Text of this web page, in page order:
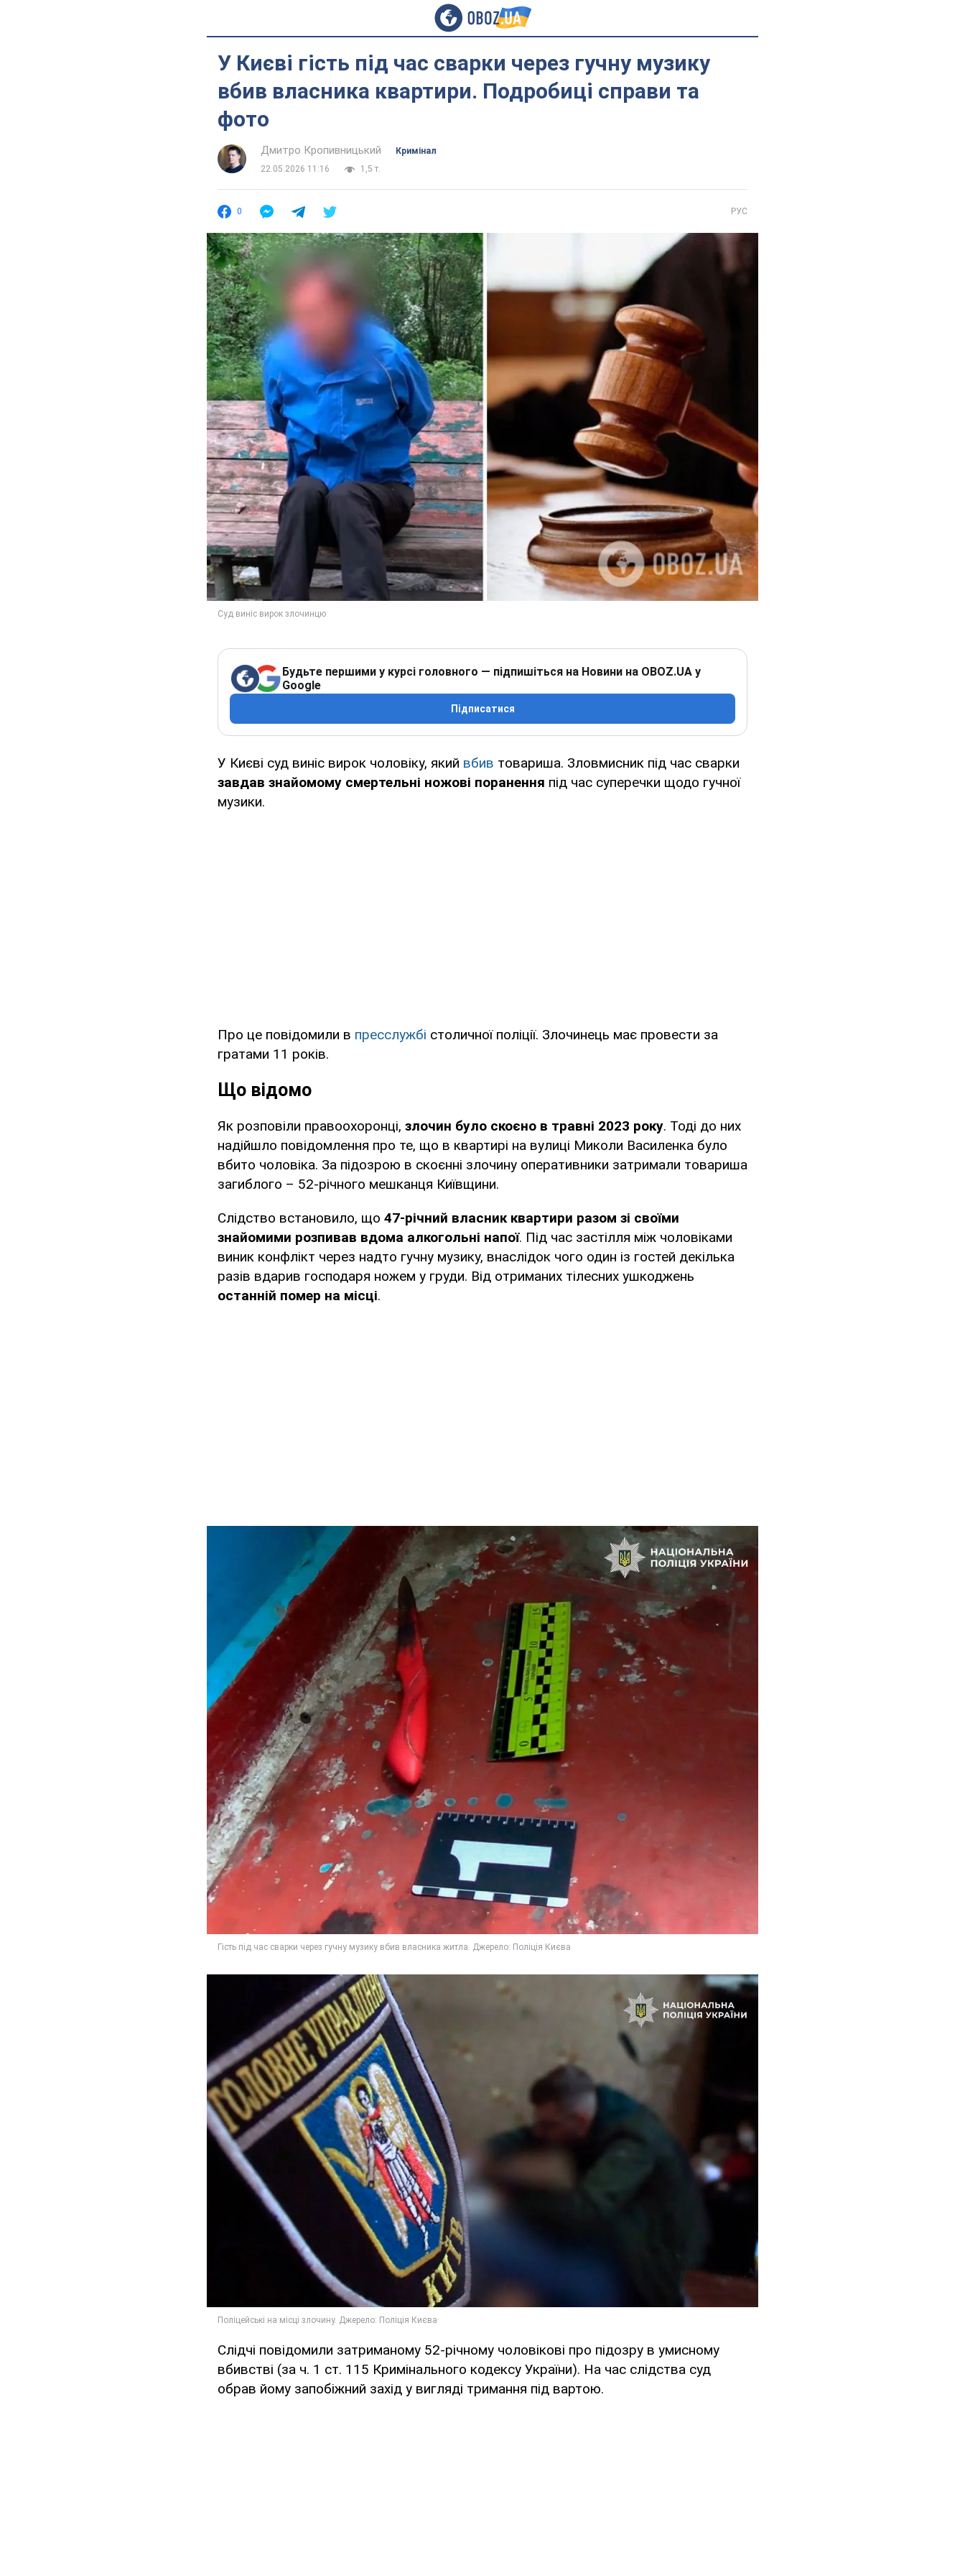
У Києві гість під час сварки через гучну музику
вбив власника квартири. Подробиці справи та
фото
Дмитро Кропивницький
Кримінал
22.05.2026 11:16
1,5 т.
0 РУС
Будьте першими у курсі головного — підпишіться на Новини на OBOZ.UA у
Google
Підписатися
У Києві суд виніс вирок чоловіку, який вбив товариша. Зловмисник під час сварки
завдав знайомому смертельні ножові поранення під час суперечки щодо гучної
музики.
Про це повідомили в пресслужбі столичної поліції. Злочинець має провести за
гратами 11 років.
Що відомо
Як розповіли правоохоронці, злочин було скоєно в травні 2023 року. Тоді до них
надійшло повідомлення про те, що в квартирі на вулиці Миколи Василенка було
вбито чоловіка. За підозрою в скоєнні злочину оперативники затримали товариша
загиблого – 52-річного мешканця Київщини.
Слідство встановило, що 47-річний власник квартири разом зі своїми
знайомими розпивав вдома алкогольні напої. Під час застілля між чоловіками
виник конфлікт через надто гучну музику, внаслідок чого один із гостей декілька
разів вдарив господаря ножем у груди. Від отриманих тілесних ушкоджень
останній помер на місці.
Слідчі повідомили затриманому 52-річному чоловікові про підозру в умисному
вбивстві (за ч. 1 ст. 115 Кримінального кодексу України). На час слідства суд
обрав йому запобіжний захід у вигляді тримання під вартою.